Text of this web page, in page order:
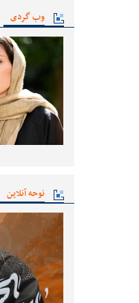
وب گردی
نوحه آنلاین